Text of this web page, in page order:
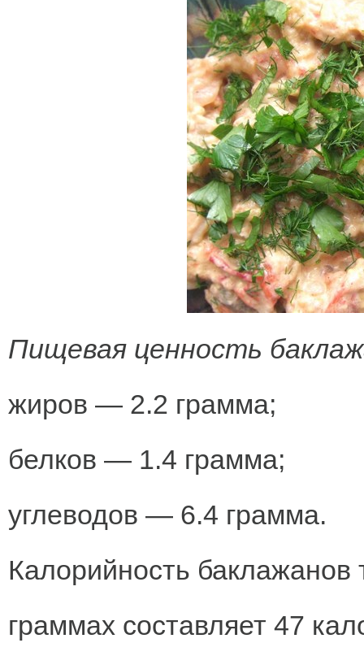
Пищевая ценность
жиров — 2.2 грамма;
белков — 1.4 грамма;
углеводов — 6.4 грамма.
Калорийность
граммах составляет 47